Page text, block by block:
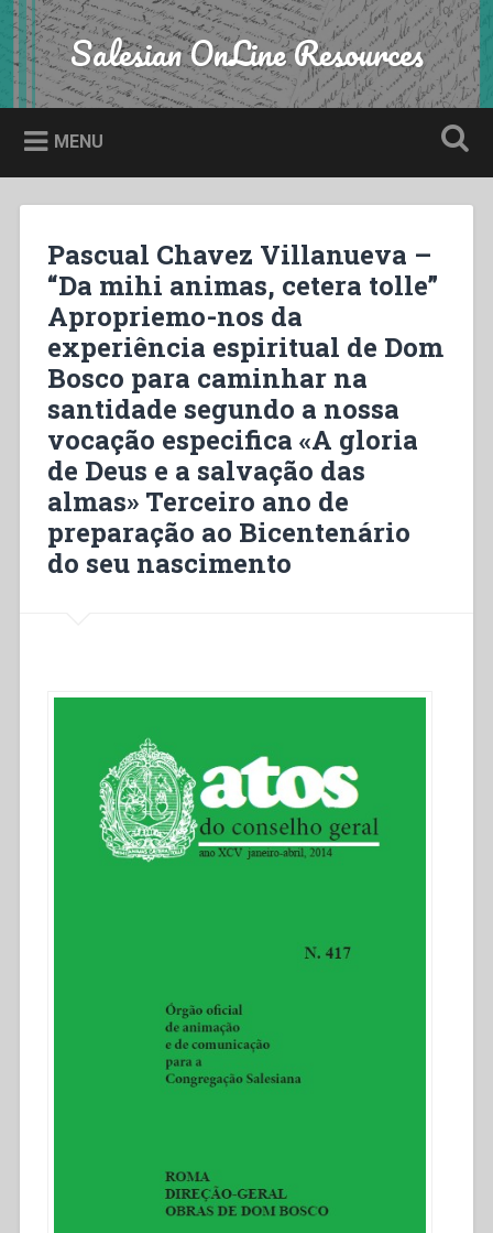
Skip
to
content
Search Salesian OnLine Resources
MENU
Pascual Chavez Villanueva –
“Da mihi animas, cetera tolle”
Apropriemo-nos da
experiência espiritual de Dom
Bosco para caminhar na
santidade segundo a nossa
vocação especifica «A gloria
de Deus e a salvação das
almas» Terceiro ano de
preparação ao Bicentenário
do seu nascimento